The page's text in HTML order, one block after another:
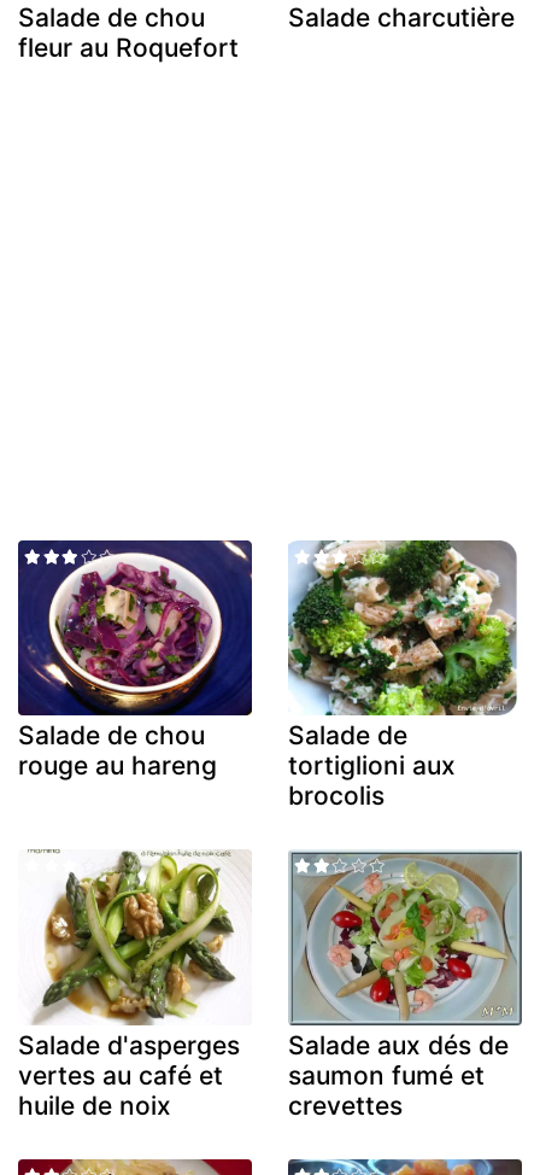
Salade de chou
fleur au Roquefort
Salade charcutière
Salade de chou
rouge au hareng
Salade de
tortiglioni aux
brocolis
Salade d'asperges
vertes au café et
huile de noix
Salade aux dés de
saumon fumé et
crevettes